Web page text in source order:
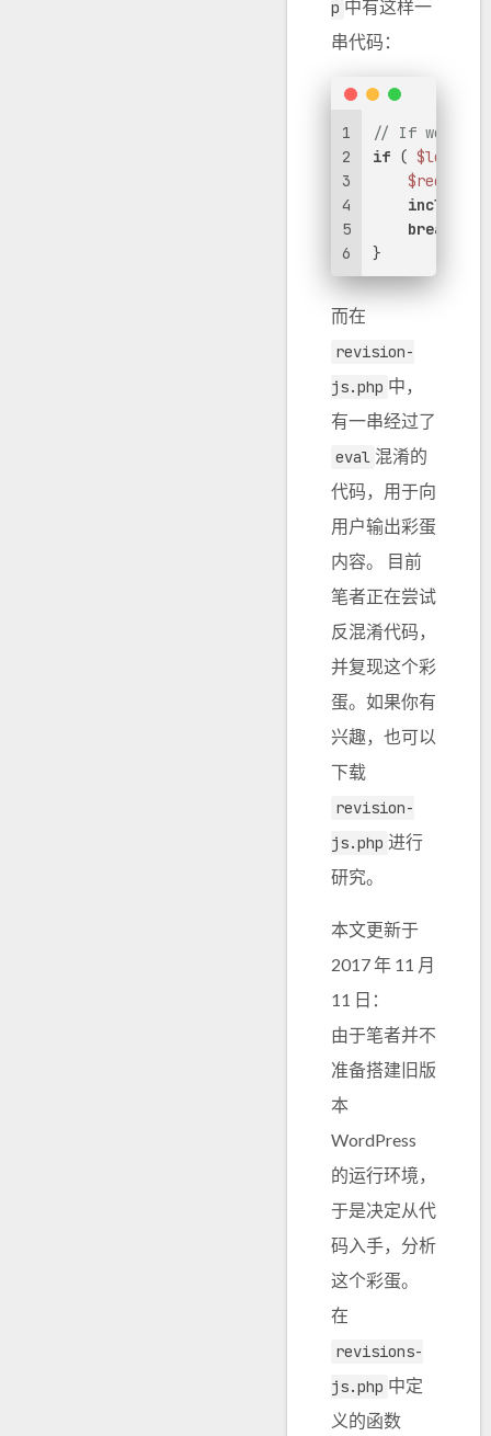
p 中有这样一
串代码：
1
2
3
4
5
6
// If we're
if (
$redirect
include
break
}
而在
revision-
js.php 中，
有一串经过了
eval 混淆的
代码，用于向
用户输出彩蛋
内容。 目前
笔者正在尝试
反混淆代码，
并复现这个彩
蛋。如果你有
兴趣，也可以
下载
revision-
js.php 进行
研究。
本文更新于
2017 年 11 月
11 日：
由于笔者并不
准备搭建旧版
本
WordPress
的运行环境，
于是决定从代
码入手，分析
这个彩蛋。
在
revisions-
js.php 中定
义的函数